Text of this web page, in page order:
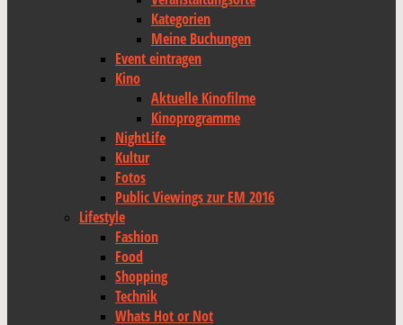
Kategorien
Meine Buchungen
Event eintragen
Kino
Aktuelle Kinofilme
Kinoprogramme
NightLife
Kultur
Fotos
Public Viewings zur EM 2016
Lifestyle
Fashion
Food
Shopping
Technik
Whats Hot or Not